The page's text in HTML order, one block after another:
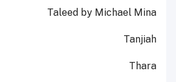
Taleed by Michael Mina
Tanjiah
Thara